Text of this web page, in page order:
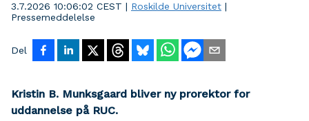
3.7.2026 10:06:02 CEST | Roskilde Universitet |
Pressemeddelelse
Del
Kristin B. Munksgaard bliver ny prorektor for
uddannelse på RUC.